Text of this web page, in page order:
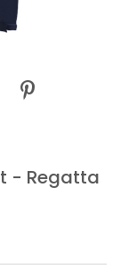
- Regatta